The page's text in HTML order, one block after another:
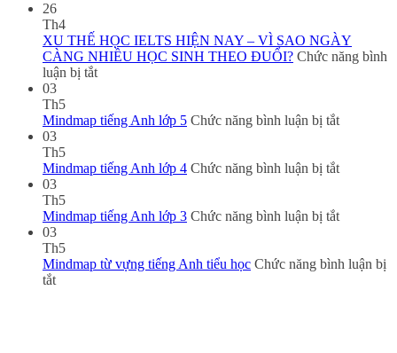
26
Th4
XU THẾ HỌC IELTS HIỆN NAY – VÌ SAO NGÀY
CÀNG NHIỀU HỌC SINH THEO ĐUỔI? Chức năng bình
luận bị tắtở
HỌC
NAY
SAO
NHIỀU
03
Th5
Mindmap tiếng Anh lớp 5 Chức năng bình luận bị tắtở
Anh
03
Th5
Mindmap tiếng Anh lớp 4 Chức năng bình luận bị tắtở
Anh
03
Th5
Mindmap tiếng Anh lớp 3 Chức năng bình luận bị tắtở
Anh
03
Th5
Mindmap từ vựng tiếng Anh tiểu học Chức năng bình luận bị
tắtở